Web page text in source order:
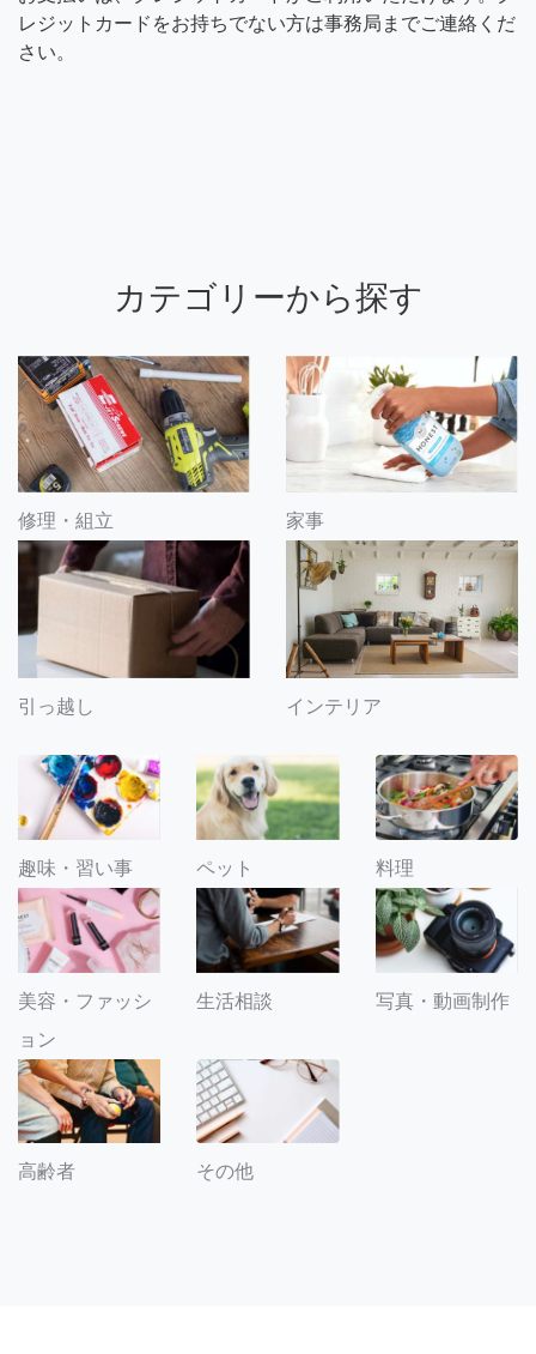
レジットカードをお持ちでない方は事務局までご連絡くだ
さい。
カテゴリーから探す
修理・組立 家事
引っ越し インテリア
趣味・習い事 ペット 料理
美容・ファッシ
ョン
生活相談 写真・動画制作
高齢者 その他